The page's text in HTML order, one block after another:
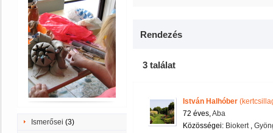
Ismerősei (3)
Rendezés
3 találat
István Halhóber
72 éves,Aba
Közösségei: Biokert,